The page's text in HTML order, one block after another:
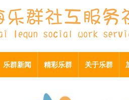
乐群新闻 精彩乐群 关于乐群